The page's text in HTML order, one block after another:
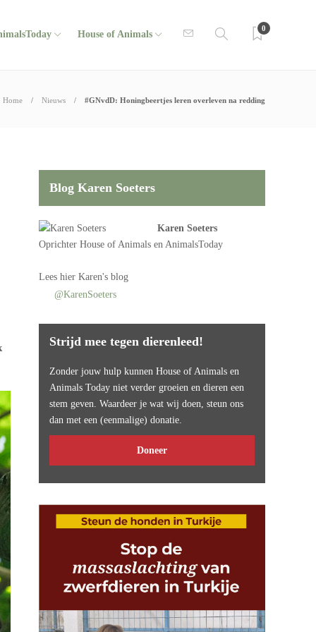
House of Animals
0
Home Nieuws #GNvdD: Honingbeertjes leren overleven na redding
Blog Karen Soeters
Karen Soeters
OprichterHouse of Animals en AnimalsToday
Leeshier Karen's blog
@KarenSoeters
Strijd mee tegen dierenleed!
Zonder jouw hulp kunnen House of Animals en
Animals Today niet verder groeien en dieren een
stem geven. Waardeer je wat wij doen, steun ons
dan met een (eenmalige) donatie.
Doneer